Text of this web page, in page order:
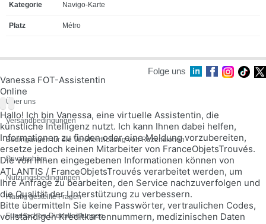
Navigo-Karte
Métro
Folge uns
Über uns
Versandbedingungen
Bedingungen für die Veröffentlichung von Rezensionen
Privatsphäre
Nutzungsbedingungen
Häufig gestellte Fragen
Fundsachen-Dienstleistungen
Vanessa FOT-Assistentin
Online
Hallo! Ich bin Vanessa, eine virtuelle Assistentin, die
künstliche Intelligenz nutzt. Ich kann Ihnen dabei helfen,
Informationen zu finden oder eine Meldung vorzubereiten,
ersetze jedoch keinen Mitarbeiter von FranceObjetsTrouvés.
Die von Ihnen eingegebenen Informationen können von
ATLANTIS / FranceObjetsTrouvés verarbeitet werden, um
Ihre Anfrage zu bearbeiten, den Service nachzuverfolgen und
die Qualität der Unterstützung zu verbessern.
Bitte übermitteln Sie keine Passwörter, vertraulichen Codes,
vollständigen Kreditkartennummern, medizinischen Daten